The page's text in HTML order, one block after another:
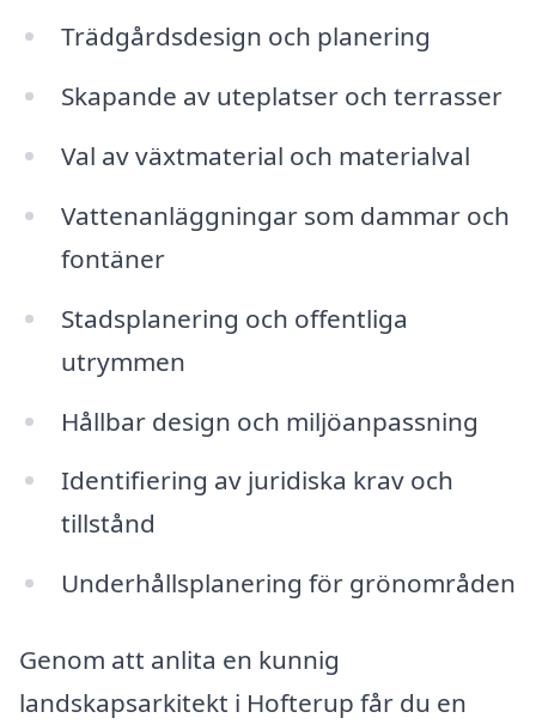
Trädgårdsdesign och planering
Skapande av uteplatser och terrasser
Val av växtmaterial och materialval
Vattenanläggningar som dammar och
fontäner
Stadsplanering och offentliga
utrymmen
Hållbar design och miljöanpassning
Identifiering av juridiska krav och
tillstånd
Underhållsplanering för grönområden
Genom att anlita en kunnig
landskapsarkitekt i Hofterup får du en